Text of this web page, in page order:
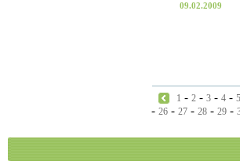
09.02.2009
1 -2 -3 -4 -5
- 26 - 27 - 28 - 29 -